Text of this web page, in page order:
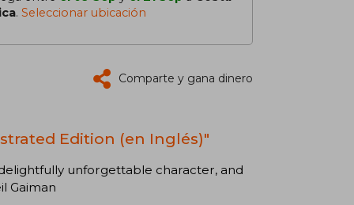
. Seleccionar ubicación
Comparte y gana dinero
Edition (en Inglés)"
unforgettable character, and
Gaiman